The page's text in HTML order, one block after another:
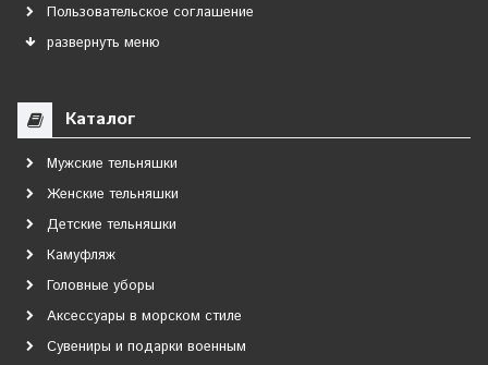
Пользовательское соглашение
развернуть меню
Каталог
Мужские тельняшки
Женские тельняшки
Детские тельняшки
Камуфляж
Головные уборы
Аксессуары в морском стиле
Сувениры и подарки военным